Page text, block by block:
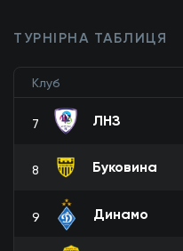
ТУРНІРНА ТАБЛИЦЯ
Клуб
7 ЛНЗ
8 Буковина
9 Динамо